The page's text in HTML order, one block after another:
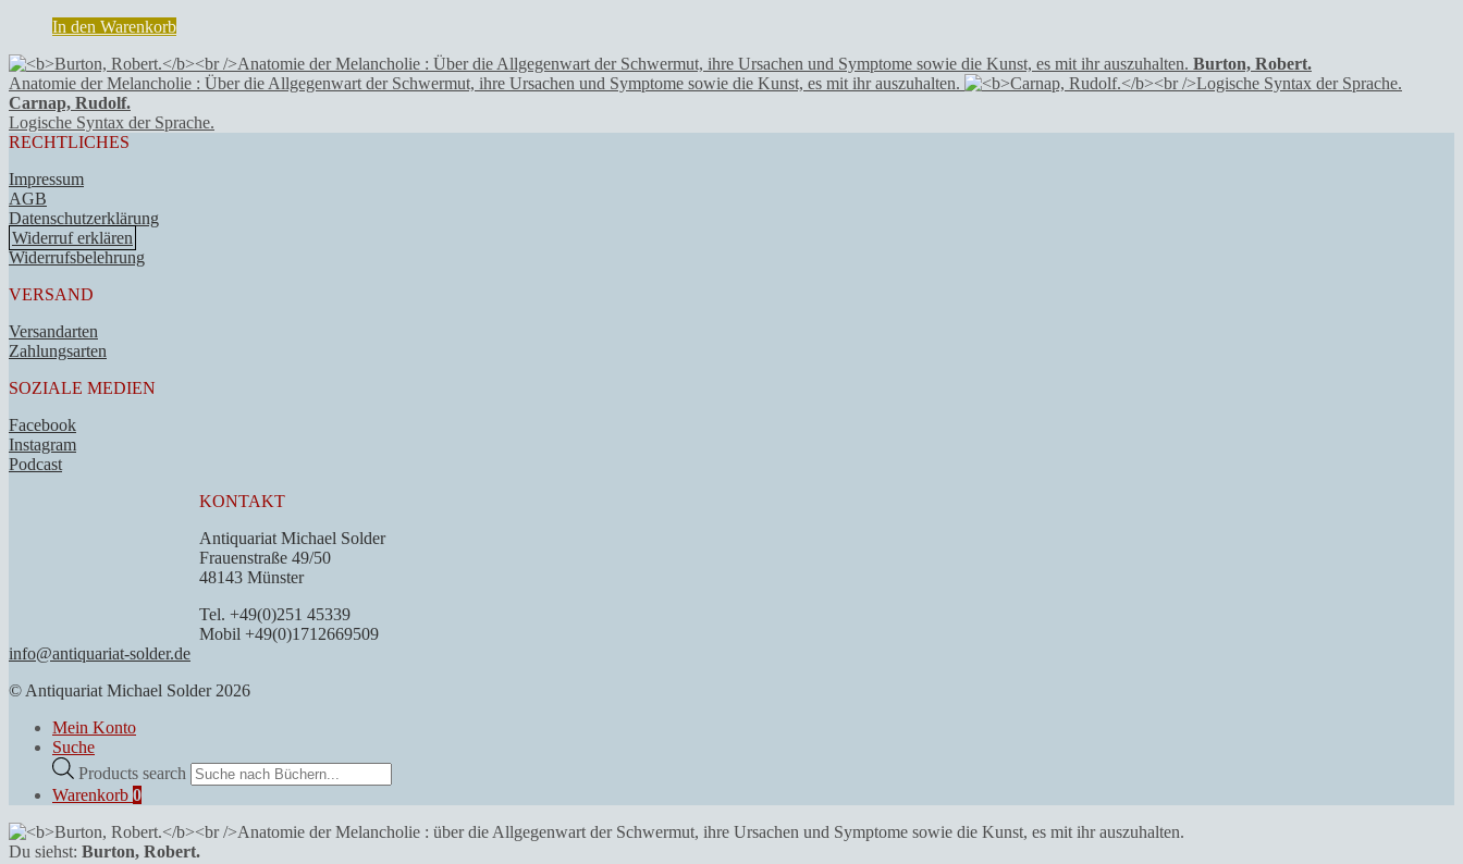
In den Warenkorb
Burton, Robert.
Anatomie der Melancholie : Über die Allgegenwart der Schwermut, ihre Ursachen und Symptome sowie die Kunst, es mit ihr auszuhalten.
Carnap, Rudolf.
Logische Syntax der Sprache.
RECHTLICHES
Impressum
AGB
Datenschutzerklärung
Widerruf erklären
Widerrufsbelehrung
VERSAND
Versandarten
Zahlungsarten
SOZIALE MEDIEN
Facebook
Instagram
Podcast
KONTAKT
Antiquariat Michael Solder
Frauenstraße 49/50
48143 Münster
Tel. +49(0)251 45339
Mobil +49(0)1712669509
info@antiquariat-solder.de
© Antiquariat Michael Solder 2026
Mein Konto
Suche
Products search
Warenkorb 0
Du siehst: Burton, Robert.